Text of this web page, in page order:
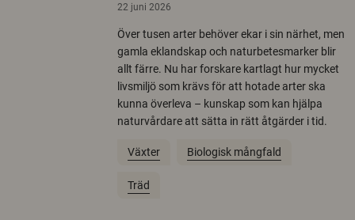
22 juni 2026
Över tusen arter behöver ekar i sin närhet, men
gamla eklandskap och naturbetesmarker blir
allt färre. Nu har forskare kartlagt hur mycket
livsmiljö som krävs för att hotade arter ska
kunna överleva – kunskap som kan hjälpa
naturvårdare att sätta in rätt åtgärder i tid.
Växter Biologisk mångfald
Träd